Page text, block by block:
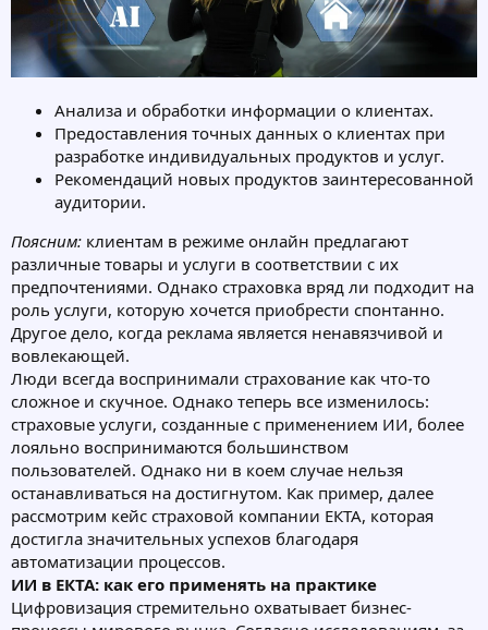
Анализа и обработки информации о клиентах.
Предоставления точных данных о клиентах при
разработке индивидуальных продуктов и услуг.
Рекомендаций новых продуктов заинтересованной
аудитории.
Поясним: клиентам в режиме онлайн предлагают
различные товары и услуги в соответствии с их
предпочтениями. Однако страховка вряд ли подходит на
роль услуги, которую хочется приобрести спонтанно.
Другое дело, когда реклама является ненавязчивой и
вовлекающей.
Люди всегда воспринимали страхование как что-то
сложное и скучное. Однако теперь все изменилось:
страховые услуги, созданные с применением ИИ, более
лояльно воспринимаются большинством
пользователей. Однако ни в коем случае нельзя
останавливаться на достигнутом. Как пример, далее
рассмотрим кейс страховой компании ЕКТА, которая
достигла значительных успехов благодаря
автоматизации процессов.
ИИ в ЕКТА: как его применять на практике
Цифровизация стремительно охватывает бизнес-